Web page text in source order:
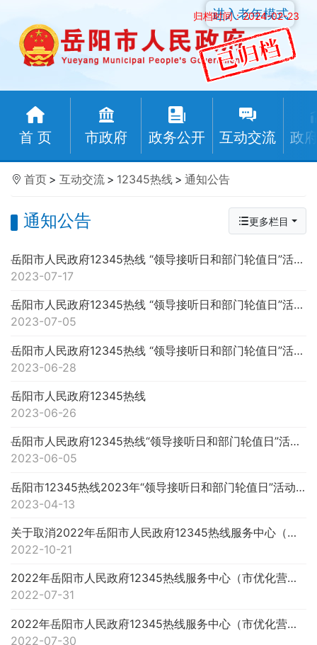
归档时间：2024-02-23
首 页 市政府 政务公开 互动交流 政
进入老年模式
首页 > 互动交流 > 12345热线 > 通知公告
通知公告 更多栏目
岳阳市人民政府12345热线 “领导接听日和部门轮值日”活动预告
2023-07-17
岳阳市人民政府12345热线 “领导接听日和部门轮值日”活动预告
2023-07-05
岳阳市人民政府12345热线 “领导接听日和部门轮值日”活动预告
2023-06-28
岳阳市人民政府12345热线
2023-06-26
岳阳市人民政府12345热线“领导接听日和部门轮值日”活动预告
2023-06-05
岳阳市12345热线2023年“领导接听日和部门轮值日”活动开启
2023-04-13
关于取消2022年岳阳市人民政府12345热线服务中心（市优化营商环境事务中心）第二次公开选调计划的补充公告
2022-10-21
2022年岳阳市人民政府12345热线服务中心（市优化营商环境事务中心）第二次公开选调工作人员面试成绩和综合成...
2022-07-31
2022年岳阳市人民政府12345热线服务中心（市优化营商环境事务中心）第二次公开选调工作人员面试公告
2022-07-30